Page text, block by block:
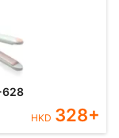
628
HKD 328+